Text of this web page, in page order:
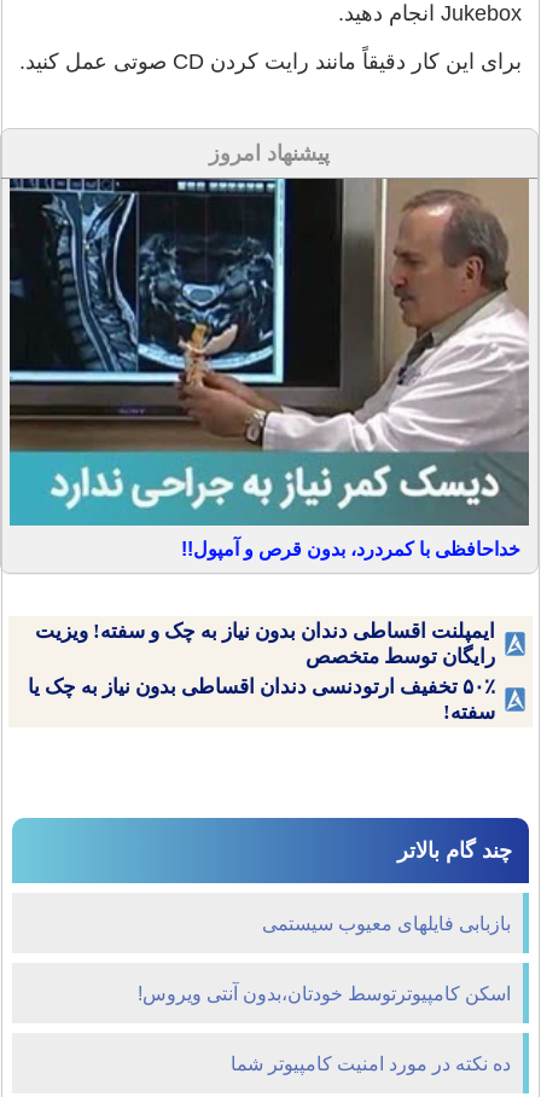
Jukebox انجام دهید.
برای این کار دقیقاً مانند رایت کردن CD صوتی عمل کنید.
پیشنهاد امروز
خداحافظی با کمردرد، بدون قرص و آمپول!!
ایمپلنت اقساطی دندان بدون نیاز به چک و سفته! ویزیت
رایگان توسط متخصص
۵۰٪ تخفیف ارتودنسی دندان اقساطی بدون نیاز به چک یا
سفته!
چند گام بالاتر
بازبابی فايلهای معيوب سيستمی
اسکن کامپیوترتوسط خودتان،بدون آنتی ویروس!
ده نكته در مورد امنيت كامپيوتر شما